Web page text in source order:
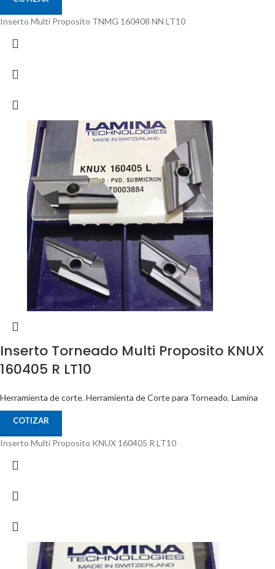
Inserto Multi Proposito TNMG 160408 NN LT10
Inserto Torneado Multi Proposito KNUX
160405 R LT10
Herramienta de corte, Herramienta de Corte para Torneado, Lamina
COTIZAR
Inserto Multi Proposito KNUX 160405 R LT10